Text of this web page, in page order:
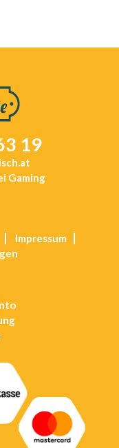
19
Gaming
Impressum